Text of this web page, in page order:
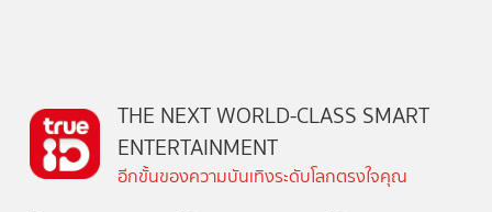
THE NEXT WORLD-CLASS SMART
ENTERTAINMENT
อีกขั้นของความบันเทิงระดับโลกตรงใจคุณ